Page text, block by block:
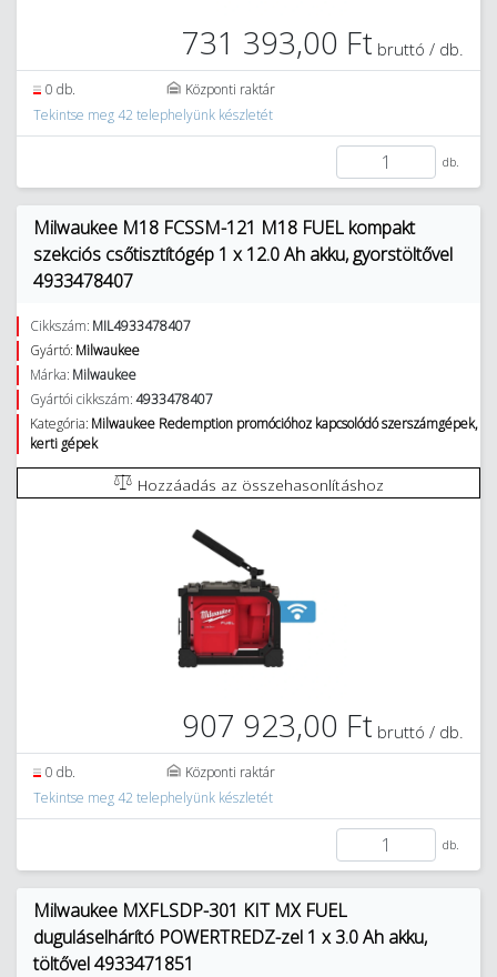
731 393,00 Ft bruttó / db.
0 db.
Központi raktár
Tekintse meg 42 telephelyünk készletét
db.
Milwaukee M18 FCSSM-121 M18 FUEL kompakt
szekciós csőtisztítógép 1 x 12.0 Ah akku, gyorstöltővel
4933478407
Cikkszám: MIL4933478407
Gyártó: Milwaukee
Márka: Milwaukee
Gyártói cikkszám:4933478407
Kategória: Milwaukee Redemption promócióhoz kapcsolódó szerszámgépek,
kerti gépek
Hozzáadás az összehasonlításhoz
907 923,00 Ft bruttó / db.
0 db.
Központi raktár
Tekintse meg 42 telephelyünk készletét
db.
Milwaukee MXFLSDP-301 KIT MX FUEL
duguláselhárító POWERTREDZ-zel 1 x 3.0 Ah akku,
töltővel 4933471851